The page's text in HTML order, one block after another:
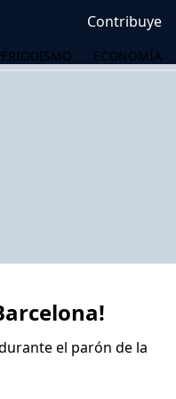
Contribuye
ECONOMÍA
el parón de la